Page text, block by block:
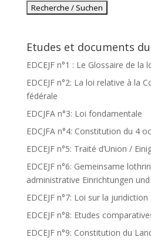
Etudes et documents du
EDCEJF n°1 : Le Glossaire de
EDCEJF n°2: La loi relative à la
fédérale
EDCJFA n°3: Loi fondamentale
EDCJFA n°4: Constitution du 4
EDCEJF n°5: Traité d’Union /
EDCEJF n°6: Gemeinsame
administrative Einrichtungen
EDCEJF n°7: Loi sur la
EDCEJF n°8: Etudes
EDCEJF n°9: Constitution du